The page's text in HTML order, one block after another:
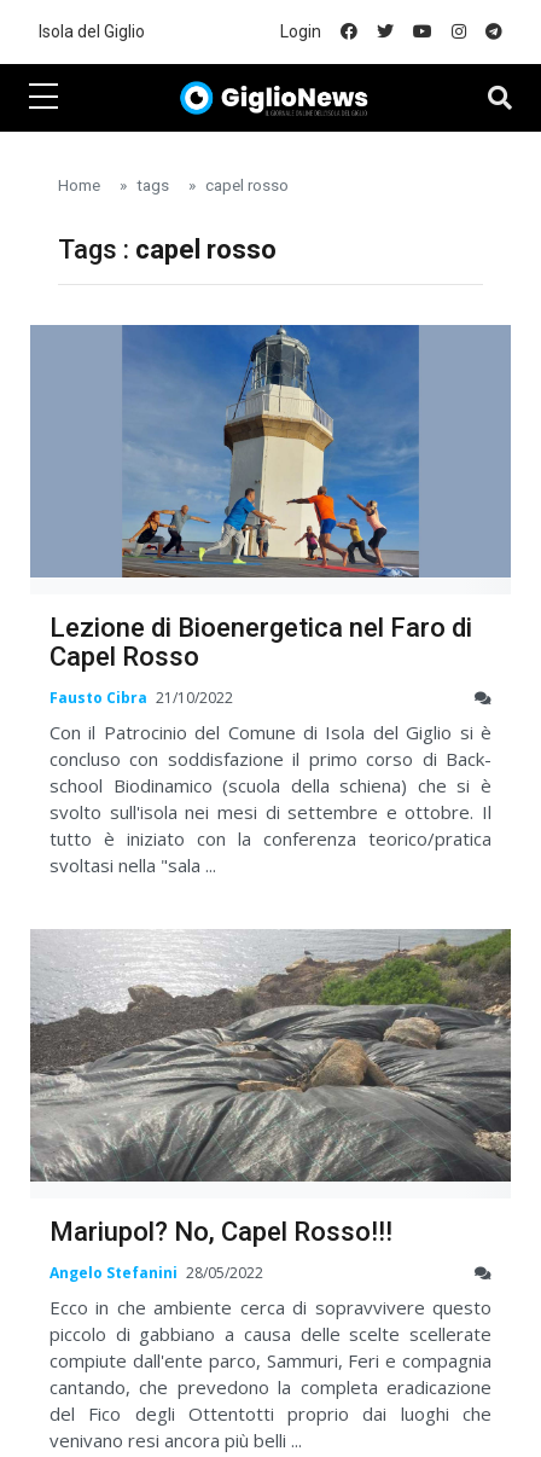
Isola del Giglio Login
Home tags capel rosso
Tags : capel rosso
Lezione di Bioenergetica nel Faro di
Capel Rosso
Fausto Cibra 21/10/2022
Con il Patrocinio del Comune di Isola del Giglio si è
concluso con soddisfazione il primo corso di Back-
school Biodinamico (scuola della schiena) che si è
svolto sull'isola nei mesi di settembre e ottobre. Il
tutto è iniziato con la conferenza teorico/pratica
svoltasi nella "sala ...
Mariupol? No, Capel Rosso!!!
Angelo Stefanini 28/05/2022
Ecco in che ambiente cerca di sopravvivere questo
piccolo di gabbiano a causa delle scelte scellerate
compiute dall'ente parco, Sammuri, Feri e compagnia
cantando, che prevedono la completa eradicazione
del Fico degli Ottentotti proprio dai luoghi che
venivano resi ancora più belli ...